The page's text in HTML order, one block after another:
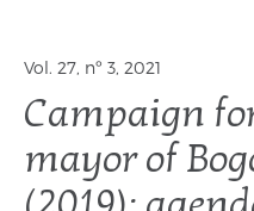
Vol. 27, nº 3, 2021
Campaign
mayor of